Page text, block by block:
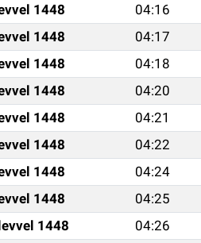
1448 04:16
1448 04:17
1448 04:18
1448 04:20
1448 04:21
1448 04:22
1448 04:24
1448 04:25
1448 04:26